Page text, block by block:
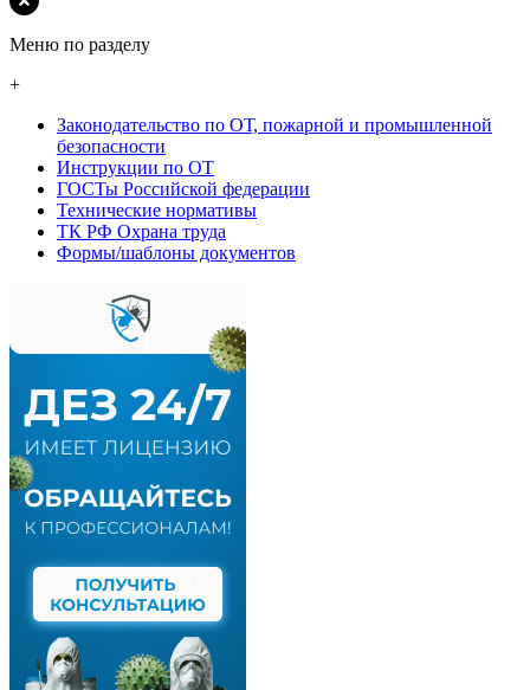
Меню по разделу
+
Законодательство по ОТ, пожарной и промышленной
безопасности
Инструкции по ОТ
ГОСТы Российской федерации
Технические нормативы
ТК РФ Охрана труда
Формы/шаблоны документов